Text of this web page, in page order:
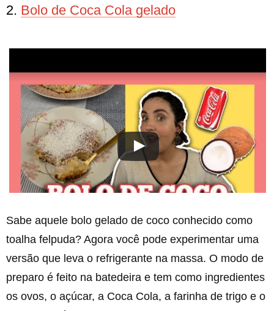
2. Bolo de Coca Cola gelado
Sabe aquele bolo gelado de coco conhecido como
toalha felpuda? Agora você pode experimentar uma
versão que leva o refrigerante na massa. O modo de
preparo é feito na batedeira e tem como ingredientes
os ovos, o açúcar, a Coca Cola, a farinha de trigo e o